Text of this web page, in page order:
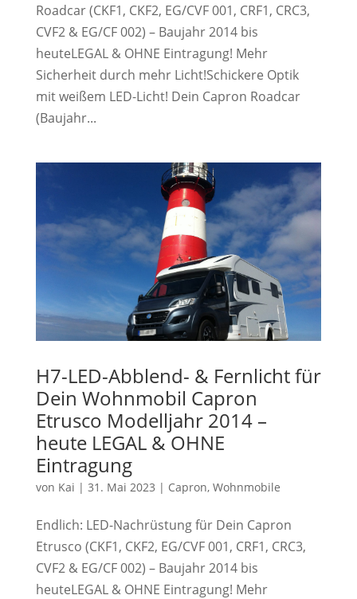
Roadcar (CKF1, CKF2, EG/CVF 001, CRF1, CRC3,
CVF2 & EG/CF 002) – Baujahr 2014 bis
heuteLEGAL & OHNE Eintragung! Mehr
Sicherheit durch mehr Licht!Schickere Optik
mit weißem LED-Licht! Dein Capron Roadcar
(Baujahr...
H7-LED-Abblend- & Fernlicht für
Dein Wohnmobil Capron
Etrusco Modelljahr 2014 –
heute LEGAL & OHNE
Eintragung
von Kai | 31. Mai 2023 | Capron, Wohnmobile
Endlich: LED-Nachrüstung für Dein Capron
Etrusco (CKF1, CKF2, EG/CVF 001, CRF1, CRC3,
CVF2 & EG/CF 002) – Baujahr 2014 bis
heuteLEGAL & OHNE Eintragung! Mehr